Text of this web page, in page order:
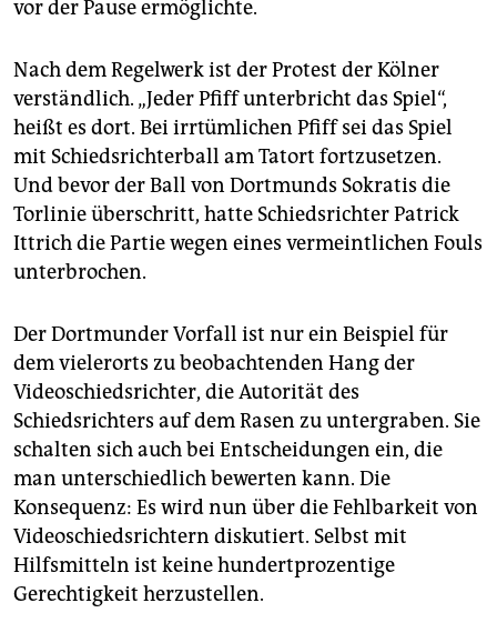
vor der Pause ermöglichte.
Nach dem Regelwerk ist der Protest der Kölner
verständlich. „Jeder Pfiff unterbricht das Spiel“,
heißt es dort. Bei irrtümlichen Pfiff sei das Spiel
mit Schiedsrichterball am Tatort fortzusetzen.
Und bevor der Ball von Dortmunds Sokratis die
Torlinie überschritt, hatte Schiedsrichter Patrick
Ittrich die Partie wegen eines vermeintlichen Fouls
unterbrochen.
Der Dortmunder Vorfall ist nur ein Beispiel für
dem vielerorts zu beobachtenden Hang der
Videoschiedsrichter, die Autorität des
Schiedsrichters auf dem Rasen zu untergraben. Sie
schalten sich auch bei Entscheidungen ein, die
man unterschiedlich bewerten kann. Die
Konsequenz: Es wird nun über die Fehlbarkeit von
Videoschiedsrichtern diskutiert. Selbst mit
Hilfsmitteln ist keine hundertprozentige
Gerechtigkeit herzustellen.